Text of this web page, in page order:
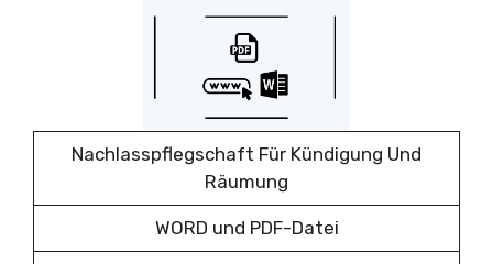
Nachlasspflegschaft Für Kündigung Und
Räumung
WORD und PDF-Datei